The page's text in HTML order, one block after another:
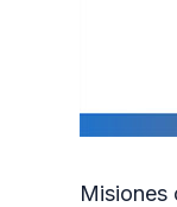
Misiones